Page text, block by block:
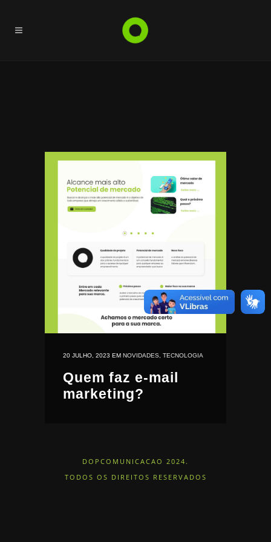
20 JULHO, 2023 EM NOVIDADES TECNOLOGIA
Quem faz e-mail
marketing?
DOPCOMUNICACAO 2024.
TODOS OS DIREITOS RESERVADOS